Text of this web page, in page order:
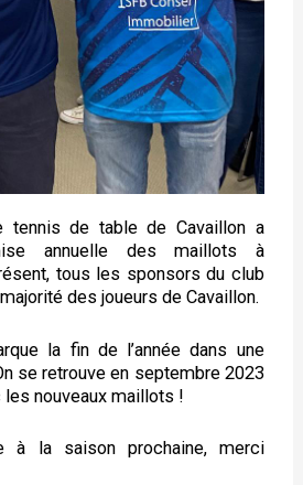
tennis de table de Cavaillon a
annuelle des maillots à
tous les sponsors du club
des joueurs de Cavaillon.
la fin de l’année dans une
se retrouve en septembre 2023
nouveaux maillots !
à la saison prochaine, merci